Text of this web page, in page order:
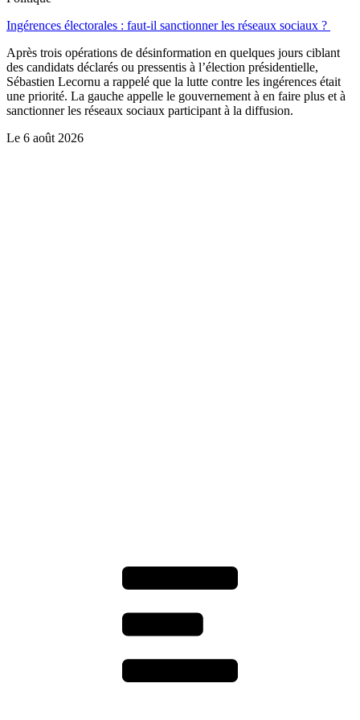
Ingérences électorales : faut-il sanctionner les réseaux sociaux ?
Après trois opérations de désinformation en quelques jours ciblant
des candidats déclarés ou pressentis à l’élection présidentielle,
Sébastien Lecornu a rappelé que la lutte contre les ingérences était
une priorité. La gauche appelle le gouvernement à en faire plus et à
sanctionner les réseaux sociaux participant à la diffusion.
Le 6 août 2026